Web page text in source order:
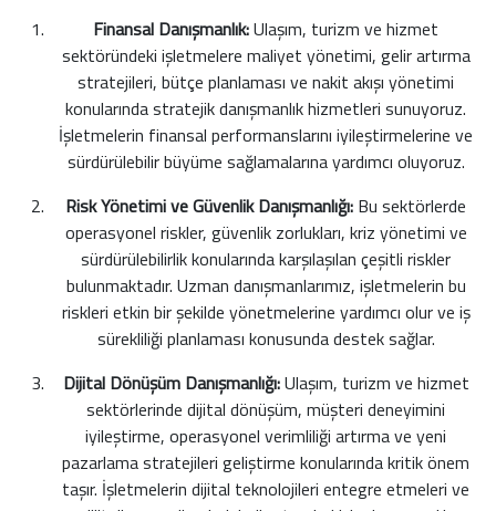
Finansal Danışmanlık:Ulaşım, turizm ve hizmet
sektöründeki işletmelere maliyet yönetimi, gelir artırma
stratejileri, bütçe planlaması ve nakit akışı yönetimi
konularında stratejik danışmanlık hizmetleri sunuyoruz.
İşletmelerin finansal performanslarını iyileştirmelerine ve
sürdürülebilir büyüme sağlamalarına yardımcı oluyoruz.
Risk Yönetimi ve Güvenlik Danışmanlığı: Bu sektörlerde
operasyonel riskler, güvenlik zorlukları, kriz yönetimi ve
sürdürülebilirlik konularında karşılaşılan çeşitli riskler
bulunmaktadır. Uzman danışmanlarımız, işletmelerin bu
riskleri etkin bir şekilde yönetmelerine yardımcı olur ve iş
sürekliliği planlaması konusunda destek sağlar.
Dijital Dönüşüm Danışmanlığı:Ulaşım, turizm ve hizmet
sektörlerinde dijital dönüşüm, müşteri deneyimini
iyileştirme, operasyonel verimliliği artırma ve yeni
pazarlama stratejileri geliştirme konularında kritik önem
taşır. İşletmelerin dijital teknolojileri entegre etmeleri ve